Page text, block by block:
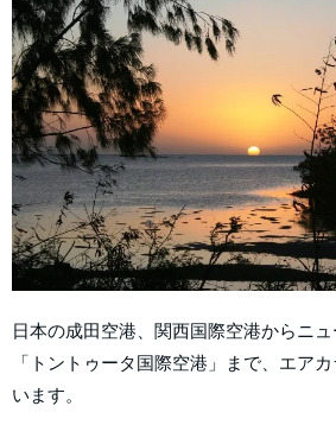
日本の成田空港、関西国際空港からニ
「トントゥータ国際空港」まで、エア
います。